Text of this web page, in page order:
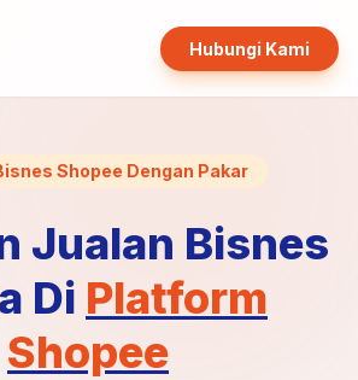
Hubungi Kami
Shopee Dengan Pakar
Jualan Bisnes
Di Platform
Shopee